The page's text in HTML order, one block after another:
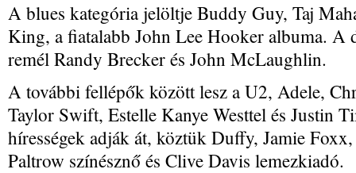
A blues kategória jelöltje Buddy Guy, Taj
King, a fiatalabb John Lee Hooker albuma. A
remél Randy Brecker és John McLaughlin.
A további fellépők között lesz a U2, Adele,
Taylor Swift, Estelle Kanye Westtel és Justin
hírességek adják át, köztük Duffy, Jamie
Paltrow színésznő és Clive Davis lemezkiadó.